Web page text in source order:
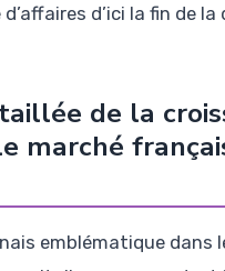
d’ici la fin de la
de la
marché
emblématique dans